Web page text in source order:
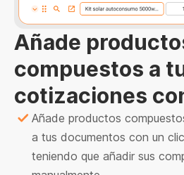
Añade
compuestos a
cotizaciones
Añade productos
a tus documentos con un
teniendo que añadir sus